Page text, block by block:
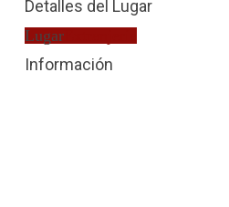
Detalles del Lugar
LugarExtranjería
Información